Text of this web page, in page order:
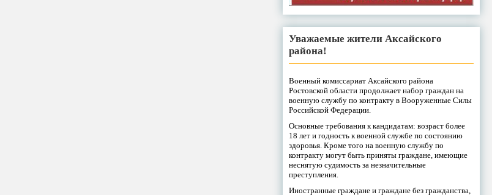
Уважаемые жители Аксайского
района!
Военный комиссариат Аксайского района
Ростовской области продолжает набор граждан на
военную службу по контракту в Вооруженные Силы
Российской Федерации.
Основные требования к кандидатам: возраст более
18 лет и годность к военной службе по состоянию
здоровья. Кроме того на военную службу по
контракту могут быть приняты граждане, имеющие
неснятую судимость за незначительные
преступления.
Иностранные граждане и граждане без гражданства,